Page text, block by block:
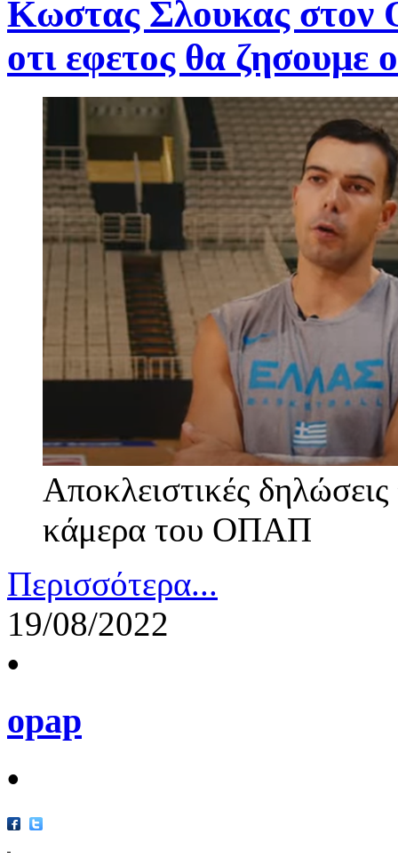
Kωστας Σλουκας
οτι εφετος θα ζησουμε
Αποκλειστικές
κάμερα του ΟΠΑΠ
Περισσότερα...
19/08/2022
•
opap
•